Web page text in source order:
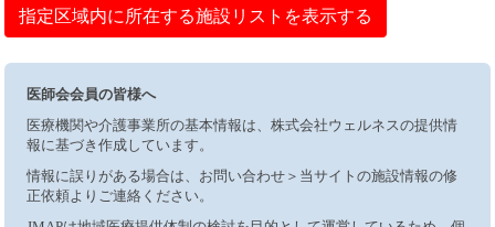
指定区域内に所在する施設リストを表示する
医師会会員の皆様へ
医療機関や介護事業所の基本情報は、株式会社ウェルネスの提供情
報に基づき作成しています。
情報に誤りがある場合は、お問い合わせ＞当サイトの施設情報の修
正依頼よりご連絡ください。